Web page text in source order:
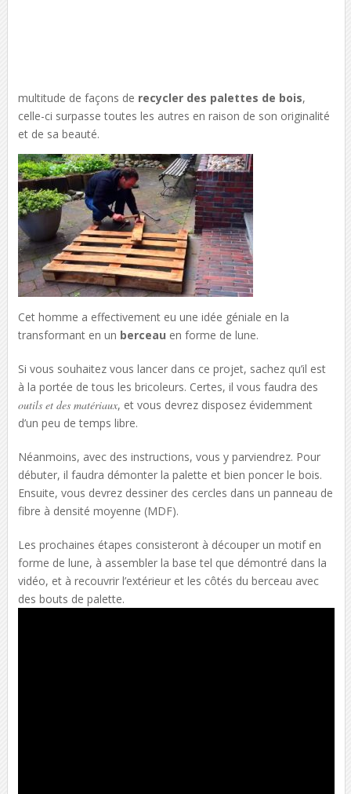
multitude de façons de recycler des palettes de bois,
celle-ci surpasse toutes les autres en raison de son originalité
et de sa beauté.
Cet homme a effectivement eu une idée géniale en la
transformant en un berceau en forme de lune.
Si vous souhaitez vous lancer dans ce projet, sachez qu’il est
à la portée de tous les bricoleurs. Certes, il vous faudra des
outils et des matériaux, et vous devrez disposez évidemment
d’un peu de temps libre.
Néanmoins, avec des instructions, vous y parviendrez. Pour
débuter, il faudra démonter la palette et bien poncer le bois.
Ensuite, vous devrez dessiner des cercles dans un panneau de
fibre à densité moyenne (MDF).
Les prochaines étapes consisteront à découper un motif en
forme de lune, à assembler la base tel que démontré dans la
vidéo, et à recouvrir l’extérieur et les côtés du berceau avec
des bouts de palette.